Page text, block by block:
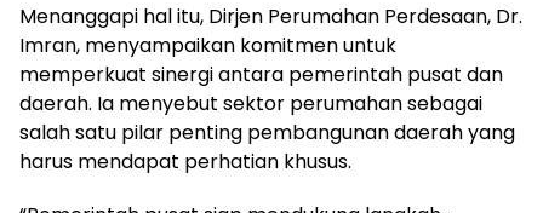
Menanggapi hal itu, Dirjen Perumahan Perdesaan, Dr.
Imran, menyampaikan komitmen untuk
memperkuat sinergi antara pemerintah pusat dan
daerah. Ia menyebut sektor perumahan sebagai
salah satu pilar penting pembangunan daerah yang
harus mendapat perhatian khusus.